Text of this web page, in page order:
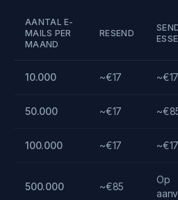
AANTAL E-
MAILS PER
MAAND
RESEND
10.000 ~€17 ~€17
50.000 ~€17
100.000 ~€17
500.000 ~€85
Op